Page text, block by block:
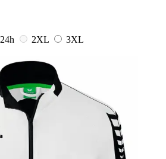
24h 2XL
3XL